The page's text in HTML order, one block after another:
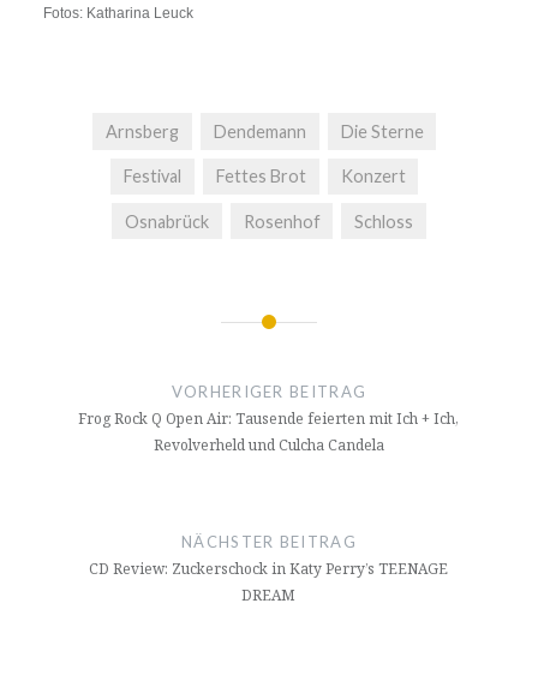
Fotos: Katharina Leuck
Arnsberg Dendemann Die Sterne
Festival Fettes Brot Konzert
Osnabrück Rosenhof Schloss
Beitragsnavigation
VORHERIGER BEITRAG
Frog Rock Q Open Air: Tausende feierten mit Ich + Ich,
Revolverheld und Culcha Candela
NÄCHSTER BEITRAG
CD Review: Zuckerschock in Katy Perry’s TEENAGE
DREAM